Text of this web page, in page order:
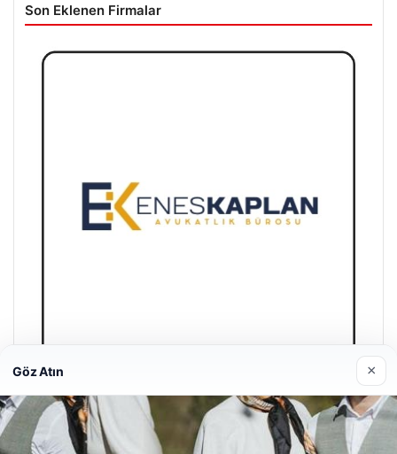
Son Eklenen Firmalar
Enes Kaplan Avukatlık Bürosu
28/04/2026
Göz Atın ×